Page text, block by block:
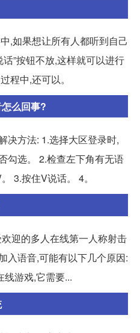
,如果想让所有人都听到自己
”按钮不放,这样就可以进行
程中,还可以。
么回事?
决方法: 1.选择大区登录时,
勾选。 2.检查左下角有无语
3.按住V说话。 4。
迎的多人在线第一人称射击
入语音,可能有以下几个原因:
线游戏,它需要...